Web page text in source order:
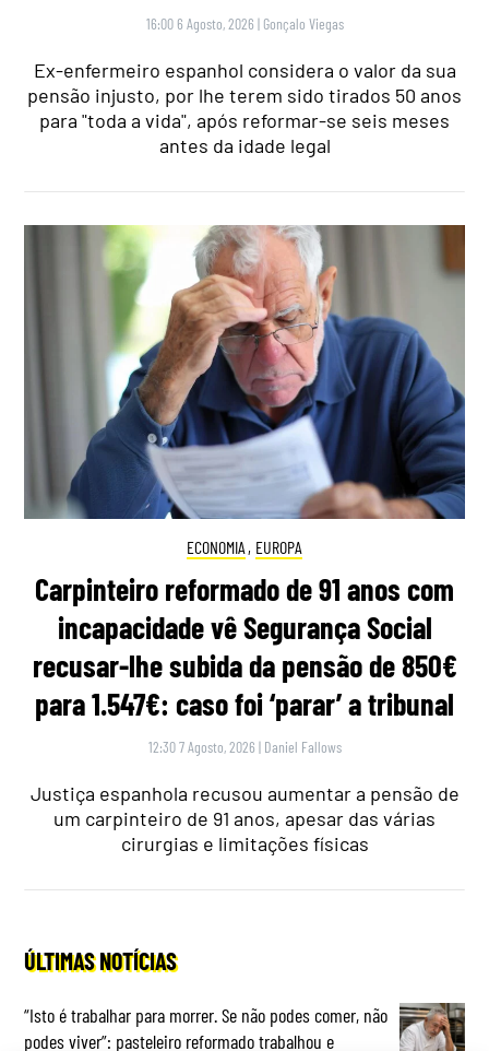
16:00 6 Agosto, 2026 | Gonçalo Viegas
Ex-enfermeiro espanhol considera o valor da sua
pensão injusto, por lhe terem sido tirados 50 anos
para "toda a vida", após reformar-se seis meses
antes da idade legal
ECONOMIA , EUROPA
Carpinteiro reformado de 91 anos com
incapacidade vê Segurança Social
recusar-lhe subida da pensão de 850€
para 1.547€: caso foi ‘parar’ a tribunal
12:30 7 Agosto, 2026 | Daniel Fallows
Justiça espanhola recusou aumentar a pensão de
um carpinteiro de 91 anos, apesar das várias
cirurgias e limitações físicas
ÚLTIMAS NOTÍCIAS
“Isto é trabalhar para morrer. Se não podes comer, não
podes viver”: pasteleiro reformado trabalhou e